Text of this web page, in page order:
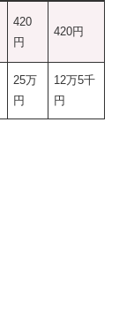
420
円
420円
25万
円
12万5千
円